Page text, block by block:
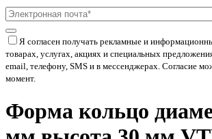
Я согласен получать рекламные и
товарах, услугах, акциях и специальных
email, телефону, SMS и в мессенджерах. Согласие
момент.
Форма кольцо